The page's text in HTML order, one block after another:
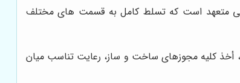
متعهد است که تسلط کامل به قسمت های مختلف
أخذ کلیه مجوزهای ساخت و ساز، رعایت تناسب میان